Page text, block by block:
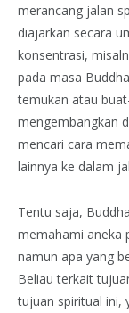
merancang jalan
diajarkan secara
konsentrasi,
pada masa
temukan atau
mengembangkan
mencari cara
lainnya ke dalam
Tentu saja,
memahami aneka
namun apa yang
Beliau terkait
tujuan spiritual ini,